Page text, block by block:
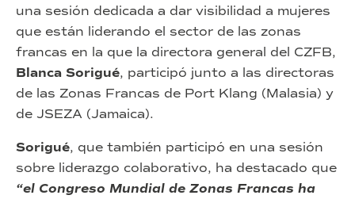
una sesión dedicada a dar visibilidad a mujeres
que están liderando el sector de las zonas
francas en la que la directora general del CZFB,
Blanca Sorigué, participó junto a las directoras
de las Zonas Francas de Port Klang (Malasia) y
de JSEZA (Jamaica).
Sorigué, que también participó en una sesión
sobre liderazgo colaborativo, ha destacado que
“el Congreso Mundial de Zonas Francas ha